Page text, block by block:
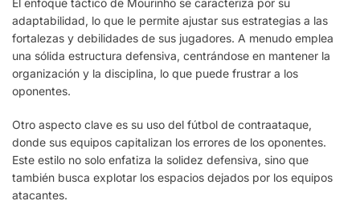
adaptabilidad, lo que le permite ajustar sus estrategias a las
fortalezas y debilidades de sus jugadores. A menudo emplea
una sólida estructura defensiva, centrándose en mantener la
organización y la disciplina, lo que puede frustrar a los
oponentes.
Otro aspecto clave es su uso del fútbol de contraataque,
donde sus equipos capitalizan los errores de los oponentes.
Este estilo no solo enfatiza la solidez defensiva, sino que
también busca explotar los espacios dejados por los equipos
atacantes.